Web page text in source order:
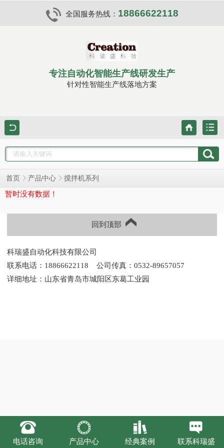
全国服务热线： 18866622118
专注自动化智能生产线研发生产
针对性智能生产线落地方案
首页 产品中心 搅拌机系列
暂时没有数据！
回到顶部
科瑞盛自动化科技有限公司
联系电话：18866622118
公司传真：0532-89657057
详细地址：山东省青岛市城阳区东葛工业园
电话咨询 产品中心 经典案例 联系科瑞盛